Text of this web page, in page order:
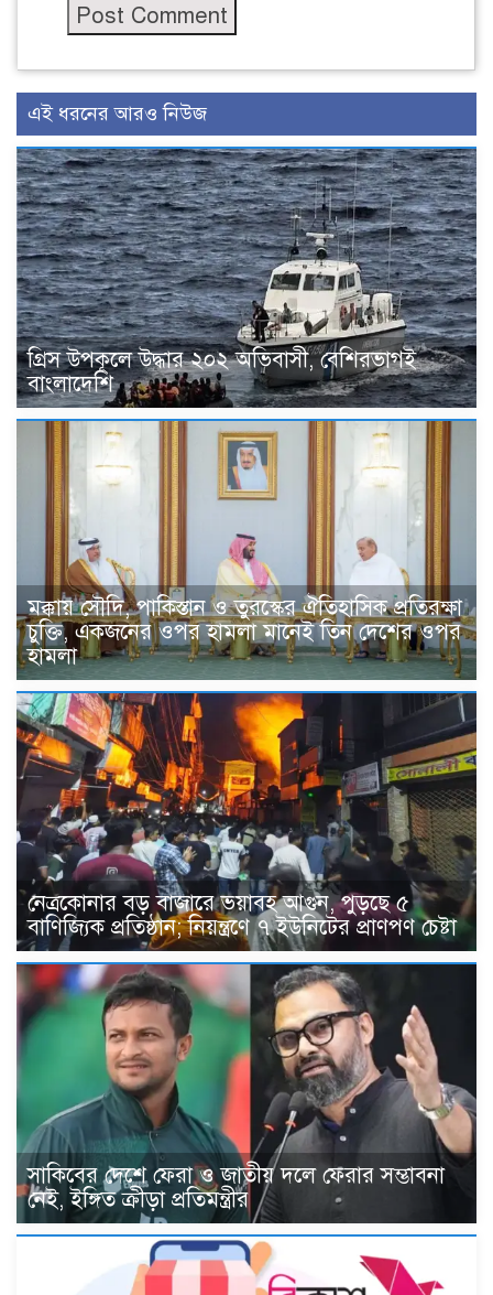
এই ধরনের আরও নিউজ
গ্রিস উপকূলে উদ্ধার ২০২ অভিবাসী, বেশিরভাগই
বাংলাদেশি
মক্কায় সৌদি, পাকিস্তান ও তুরস্কের ঐতিহাসিক প্রতিরক্ষা
চুক্তি, একজনের ওপর হামলা মানেই তিন দেশের ওপর
হামলা
নেত্রকোনার বড় বাজারে ভয়াবহ আগুন, পুড়ছে ৫
বাণিজ্যিক প্রতিষ্ঠান; নিয়ন্ত্রণে ৭ ইউনিটের প্রাণপণ চেষ্টা
সাকিবের দেশে ফেরা ও জাতীয় দলে ফেরার সম্ভাবনা
নেই, ইঙ্গিত ক্রীড়া প্রতিমন্ত্রীর